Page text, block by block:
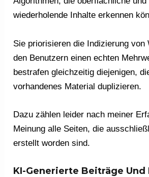
wiederholende Inhalte erkennen
Sie priorisieren die Indizierung von
den Benutzern einen echten
bestrafen gleichzeitig diejenigen,
vorhandenes Material duplizieren.
Dazu zählen leider nach meiner
Meinung alle Seiten, die
erstellt worden sind.
KI-Generierte Beiträge Und